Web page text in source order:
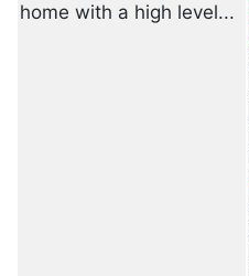
home with a high level...